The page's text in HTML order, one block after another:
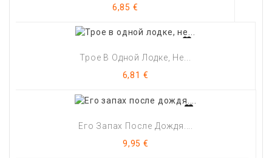
Цена
6,85 €
Трое В Одной Лодке, Не...
Цена
6,81 €
Его Запах После Дождя....
Цена
9,95 €